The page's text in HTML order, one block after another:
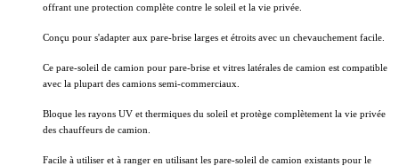
offrant une protection complète contre le soleil et la vie privée.
Conçu pour s'adapter aux pare-brise larges et étroits avec un chevauchement facile.
Ce pare-soleil de camion pour pare-brise et vitres latérales de camion est compatible
avec la plupart des camions semi-commerciaux.
Bloque les rayons UV et thermiques du soleil et protège complètement la vie privée
des chauffeurs de camion.
Facile à utiliser et à ranger en utilisant les pare-soleil de camion existants pour le